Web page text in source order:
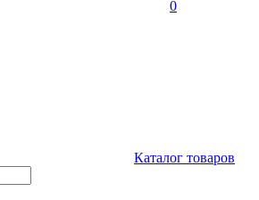
0
Каталог товаров